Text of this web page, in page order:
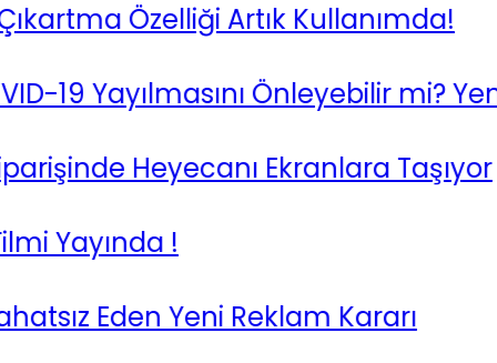
Özelliği Artık Kullanımda!
Yayılmasını Önleyebilir mi? Yeni
Heyecanı Ekranlara Taşıyor
!
Eden Yeni Reklam Kararı